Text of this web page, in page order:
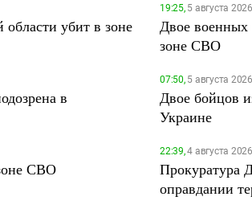
убит в зоне
19:25,5 августа 2026
Двое военных
зоне СВО
в
07:50,5 августа 2026
Двое бойцов
Украине
СВО
22:39,4 августа 2026
Прокуратура
оправдании